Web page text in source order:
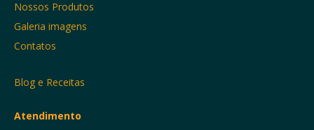
Nossos Produtos
Galeria imagens
Contatos
Blog e Receitas
Atendimento